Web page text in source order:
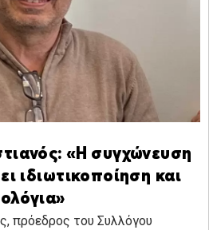
«Η συγχώνευση
ιδιωτικοποίηση και
πρόεδρος του Συλλόγου